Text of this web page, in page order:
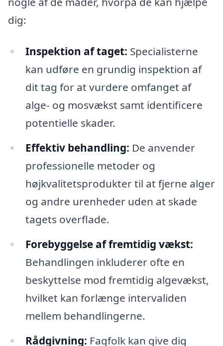
dig:
Inspektion af taget: Specialisterne
kan udføre en grundig inspektion af
dit tag for at vurdere omfanget af
alge- og mosvækst samt identificere
potentielle skader.
Effektiv behandling: De anvender
professionelle metoder og
højkvalitetsprodukter til at fjerne alger
og andre urenheder uden at skade
tagets overflade.
Forebyggelse af fremtidig vækst:
Behandlingen inkluderer ofte en
beskyttelse mod fremtidig algevækst,
hvilket kan forlænge intervaliden
mellem behandlingerne.
Rådgivning: Fagfolk kan give dig